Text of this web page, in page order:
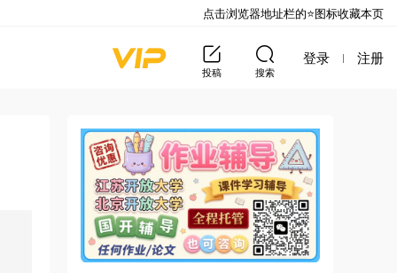
投稿 搜索
登录 注册
点击浏览器地址栏的⭐图标收藏本页